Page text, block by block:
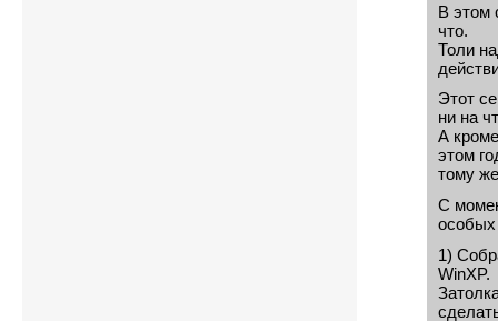
В этом
что.
Толи
Этот
ни на
А
этом
тому
С
особых
1)
WinXP.